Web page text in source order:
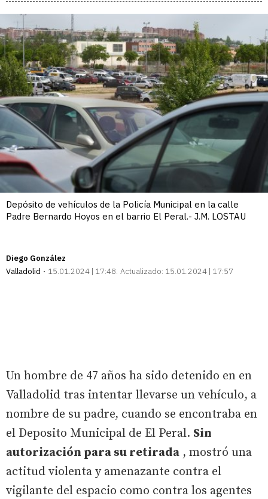
Depósito de vehículos de la Policía Municipal en la calle
Padre Bernardo Hoyos en el barrio El Peral.- J.M. LOSTAU
Diego González
Valladolid
15.01.2024 | 17:48 Actualizado: 15.01.2024 | 17:57
Un hombre de 47 años ha sido detenido en en
Valladolid tras intentar llevarse un vehículo, a
nombre de su padre, cuando se encontraba en
el Deposito Municipal de El Peral. Sin
autorización para su retirada , mostró una
actitud violenta y amenazante contra el
vigilante del espacio como contra los agentes